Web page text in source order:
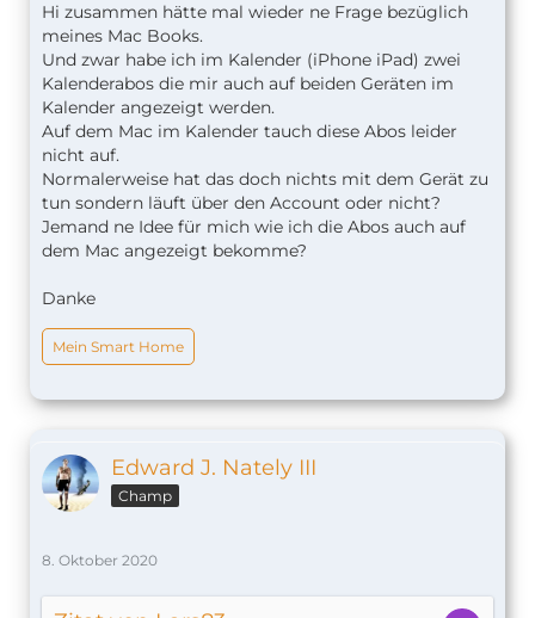
Hi zusammen hätte mal wieder ne Frage bezüglich
meines Mac Books.
Und zwar habe ich im Kalender (iPhone iPad) zwei
Kalenderabos die mir auch auf beiden Geräten im
Kalender angezeigt werden.
Auf dem Mac im Kalender tauch diese Abos leider
nicht auf.
Normalerweise hat das doch nichts mit dem Gerät zu
tun sondern läuft über den Account oder nicht?
Jemand ne Idee für mich wie ich die Abos auch auf
dem Mac angezeigt bekomme?
Danke
Mein Smart Home
Edward J. Nately III
Champ
8. Oktober 2020